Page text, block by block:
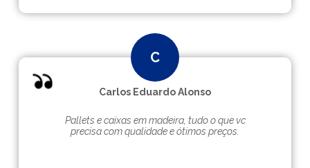
Carlos Eduardo Alonso
Pallets e caixas em madeira, tudo o que vc
precisa com qualidade e ótimos preços.